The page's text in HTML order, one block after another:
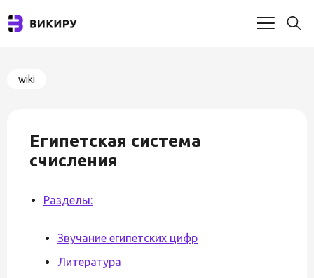
wiki
Египетская система
счисления
Разделы:
Звучание египетских цифр
Литература